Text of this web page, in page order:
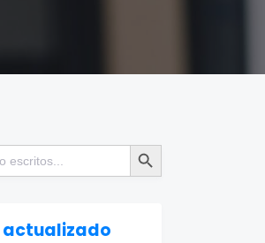
Botón de búsqueda
actualizado